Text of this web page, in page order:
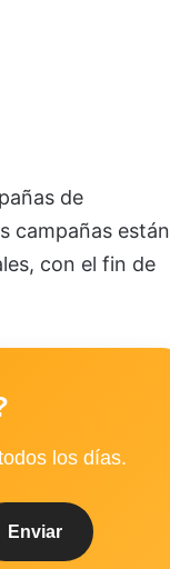
de
campañas están
con el fin de
los días.